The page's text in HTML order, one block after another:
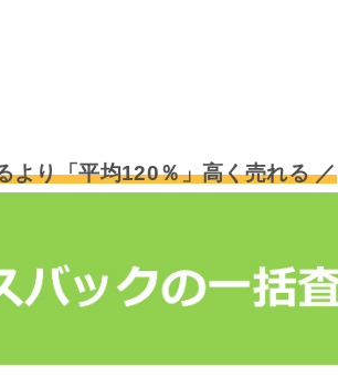
より「平均120％」高く売れる ／